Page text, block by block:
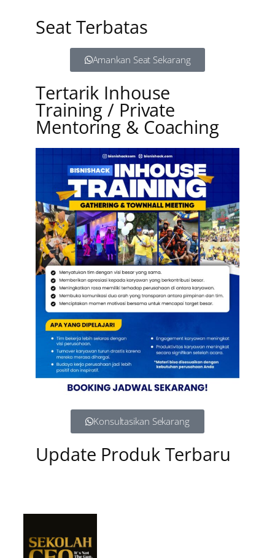
Seat Terbatas
Amankan Seat Sekarang
Tertarik Inhouse
Training / Private
Mentoring & Coaching
Konsultasikan Sekarang
Update Produk Terbaru